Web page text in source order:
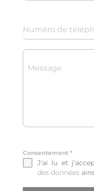
Numéro de
Message
Consentement *
J'ai lu et
des données